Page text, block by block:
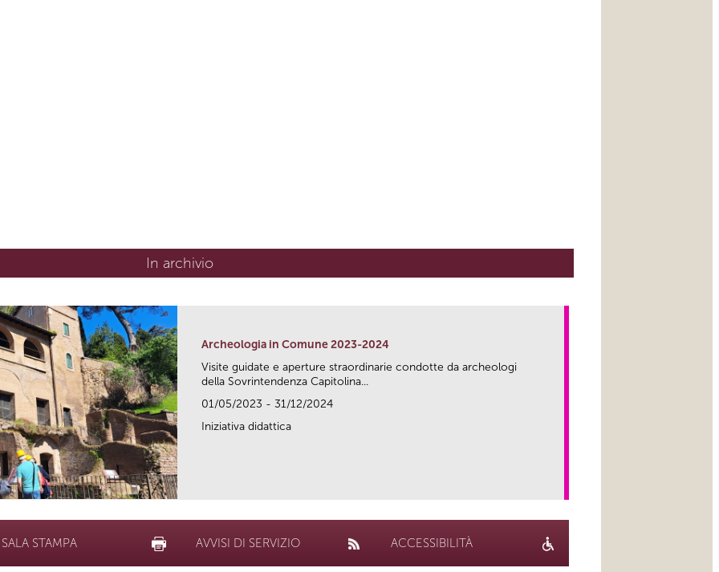
In archivio
Archeologia in Comune 2023-2024
Visite guidate e aperture straordinarie condotte da archeologi
della Sovrintendenza Capitolina...
01/05/2023 - 31/12/2024
Iniziativa didattica
SALA STAMPA AVVISI DI SERVIZIO ACCESSIBILITÀ